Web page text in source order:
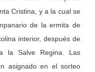
Cristina, y a la cual se
de la ermita de
interior, después de
la Salve Regina. Las
asignado en el sorteo